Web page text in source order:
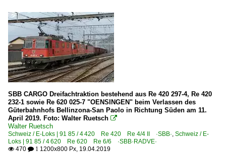
SBB CARGO Dreifachtraktion bestehend aus Re 420 297-4, Re 420
232-1 sowie Re 620 025-7 "OENSINGEN" beim Verlassen des
Güterbahnhofs Bellinzona-San Paolo in Richtung Süden am 11.
April 2019. Foto: Walter Ruetsch 
Walter Ruetsch
Schweiz / E-Loks | 91 85 / 4 420 Re 420 Re 4/4 II ·SBB·, Schweiz / E-
Loks | 91 85 / 4 620 Re 620 Re 6/6 ·SBB·RADVE·
 470  1 1200x800 Px, 19.04.2019